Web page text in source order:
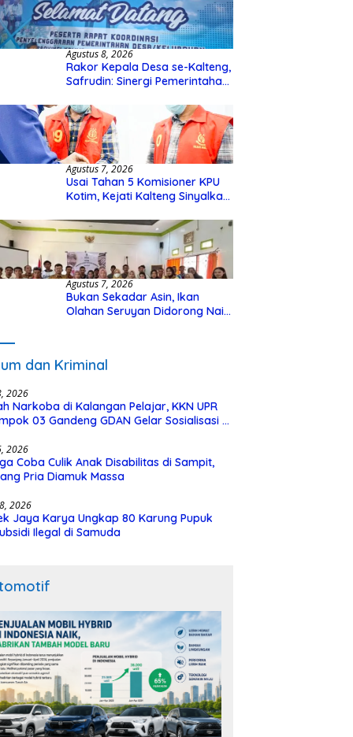
Agustus 8, 2026
Rakor Kepala Desa se-Kalteng,
Safrudin: Sinergi Pemerintahan
Pembangunan Desa
Agustus 7, 2026
Usai Tahan 5 Komisioner KPU
Kotim, Kejati Kalteng Sinyalkan
Hibah Rp40 Miliar
Agustus 7, 2026
Bukan Sekadar Asin, Ikan
Olahan Seruyan Didorong Naik
dan Kriminal
2026
Narkoba di Kalangan Pelajar, KKN UPR
03 Gandeng GDAN Gelar Sosialisasi di
2026
Coba Culik Anak Disabilitas di Sampit,
Pria Diamuk Massa
2026
Jaya Karya Ungkap 80 Karung Pupuk
Ilegal di Samuda